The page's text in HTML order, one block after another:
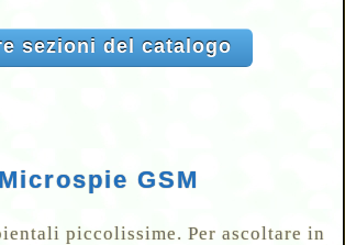
sezioni del catalogo
Microspie GSM
piccolissime. Per ascoltare in